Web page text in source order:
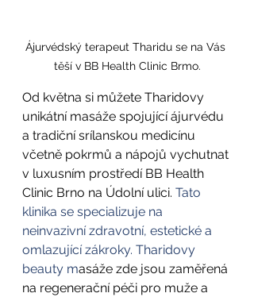
Ájurvédský terapeut Tharidu se na Vás
těší v BB Health Clinic Brmo.
Od května si můžete Tharidovy
unikátní masáže spojující ájurvédu
a tradiční srílanskou medicínu
včetně pokrmů a nápojů vychutnat
v luxusním prostředí BB Health
Clinic Brno na Údolní ulici. Tato
klinika se specializuje na
neinvazivní zdravotní, estetické a
omlazující zákroky. Tharidovy
beauty masáže zde jsou zaměřená
na regenerační péči pro muže a